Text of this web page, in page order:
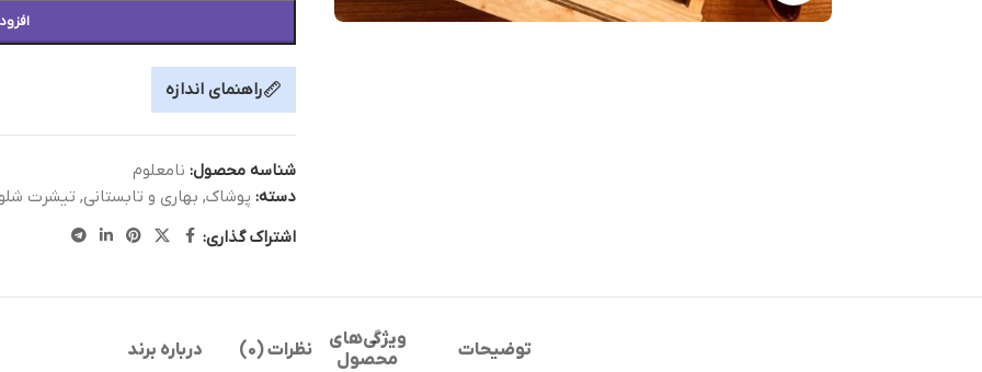
راهنمای اندازه
شناسه محصول: نامعلوم
دسته: پوشاک, بهاری و تابستانی, تیشرت
اشتراک گذاری:
توضیحات
ویژگی‌های
محصول
نظرات (0) درباره برند